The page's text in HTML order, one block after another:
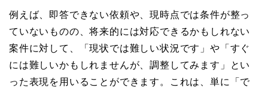
例えば、即答できない依頼や、現時点では条件が整っ
ていないものの、将来的には対応できるかもしれない
案件に対して、「現状では難しい状況です」や「すぐ
には難しいかもしれませんが、調整してみます」とい
った表現を用いることができます。これは、単に「で